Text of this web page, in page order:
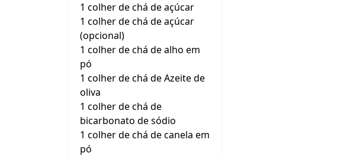
1 colher de chá de açúcar
1 colher de chá de açúcar
(opcional)
1 colher de chá de alho em
pó
1 colher de chá de Azeite de
oliva
1 colher de chá de
bicarbonato de sódio
1 colher de chá de canela em
pó